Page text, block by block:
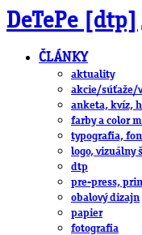
DeTePe [dtp]
ČLÁNKY
aktuality
akcie/súťaže/
anketa, kvíz,
farby a color
typografia,
logo, vizuálny
dtp
pre-press,
obalový dizajn
papier
fotografia